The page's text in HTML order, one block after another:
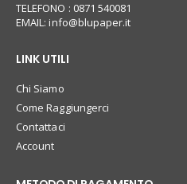
TELEFONO : 0871 540081
EMAIL:info@blupaper.it
LINK UTILI
Chi Siamo
Come Raggiungerci
Contattaci
Account